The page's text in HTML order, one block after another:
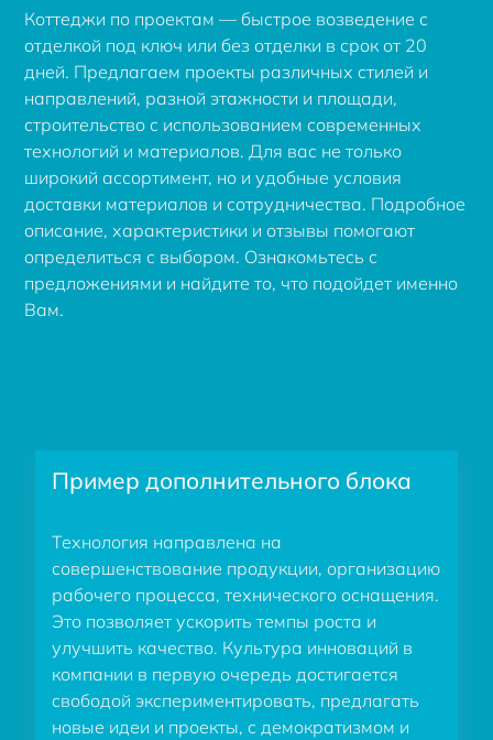
Коттеджи по проектам — быстрое возведение с
отделкой под ключ или без отделки в срок от 20
дней. Предлагаем проекты различных стилей и
направлений, разной этажности и площади,
строительство с использованием современных
технологий и материалов. Для вас не только
широкий ассортимент, но и удобные условия
доставки материалов и сотрудничества. Подробное
описание, характеристики и отзывы помогают
определиться с выбором. Ознакомьтесь с
предложениями и найдите то, что подойдет именно
Вам.
Пример дополнительного блока
Технология направлена на
совершенствование продукции, организацию
рабочего процесса, технического оснащения.
Это позволяет ускорить темпы роста и
улучшить качество. Культура инноваций в
компании в первую очередь достигается
свободой экспериментировать, предлагать
новые идеи и проекты, с демократизмом и